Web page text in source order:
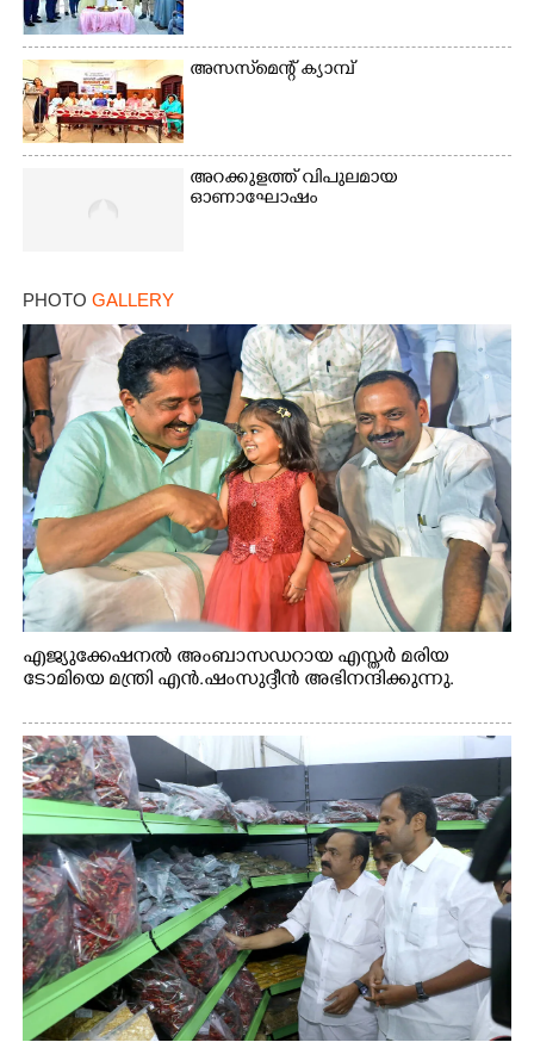
അസസ്‌മെന്റ് ക്യാമ്പ്
അറക്കുളത്ത് വിപുലമായ
ഓണാഘോഷം
PHOTO GALLERY
എജ്യുക്കേഷനൽ അംബാസഡറായ എസ്തർ മരിയ
ടോമിയെ മന്ത്രി എൻ.ഷംസുദ്ദീൻ അഭിനന്ദിക്കുന്നു.